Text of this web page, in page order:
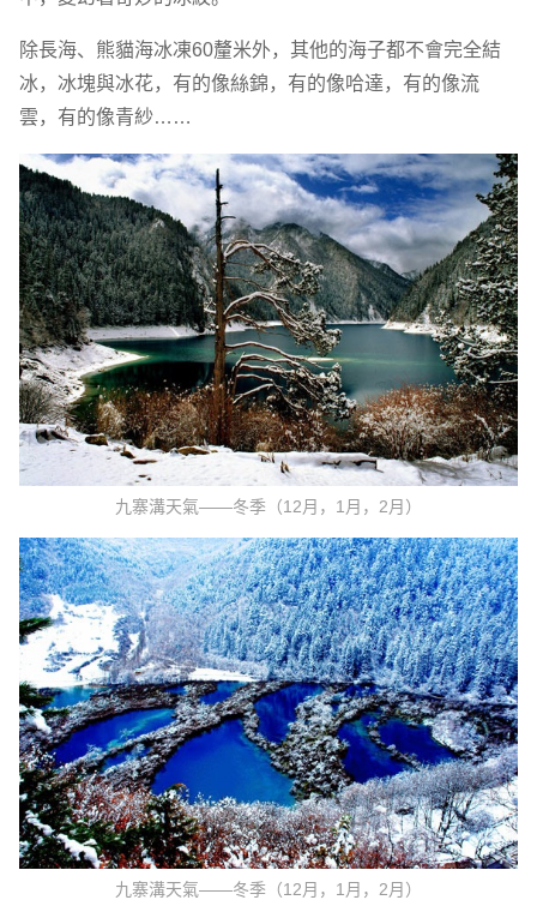
除長海、熊貓海冰凍60釐米外，其他的海子都不會完全結
冰，冰塊與冰花，有的像絲錦，有的像哈達，有的像流
雲，有的像青紗……
九寨溝天氣——冬季（12月，1月，2月）
九寨溝天氣——冬季（12月，1月，2月）